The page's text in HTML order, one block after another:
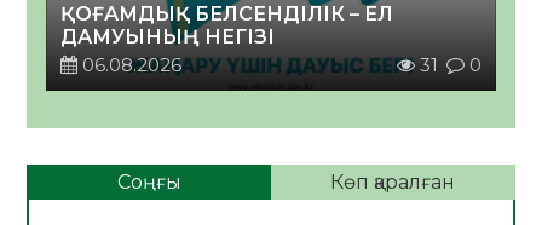
ҚОҒАМДЫҚ БЕЛСЕНДІЛІК – ЕЛ
ДАМУЫНЫҢ НЕГІЗІ
06.08.2026
31 0
Соңғы Көп қаралған